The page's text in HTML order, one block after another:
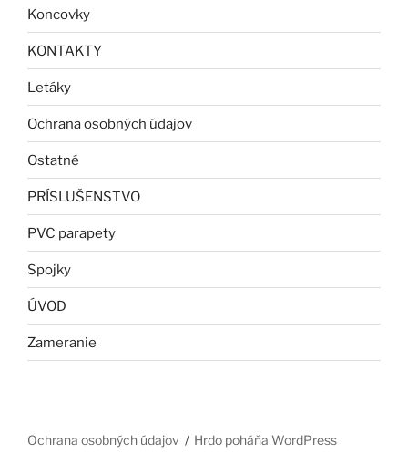
Koncovky
KONTAKTY
Letáky
Ochrana osobných údajov
Ostatné
PRÍSLUŠENSTVO
PVC parapety
Spojky
ÚVOD
Zameranie
Ochrana osobných údajov Hrdo poháňa WordPress